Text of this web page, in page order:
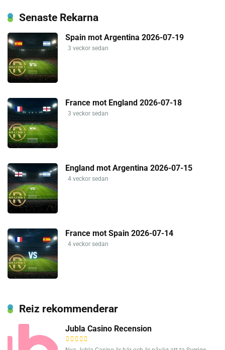
Senaste Rekarna
Spain mot Argentina 2026-07-19
3 veckor sedan
France mot England 2026-07-18
3 veckor sedan
England mot Argentina 2026-07-15
4 veckor sedan
France mot Spain 2026-07-14
4 veckor sedan
Reiz rekommenderar
Jubla Casino Recension